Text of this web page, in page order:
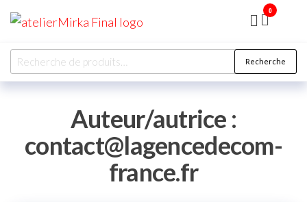
0
Recherche
Auteur/autrice :
contact@lagencedecom-
france.fr